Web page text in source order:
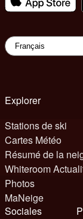
Explorer
Stations de ski
Cartes Météo
Résumé de la
Whiteroom
Photos
MaNeige
Sociales